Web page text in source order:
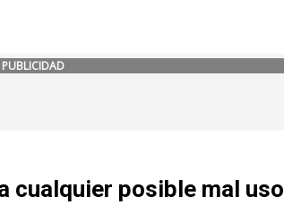
PUBLICIDAD
cualquier posible mal uso